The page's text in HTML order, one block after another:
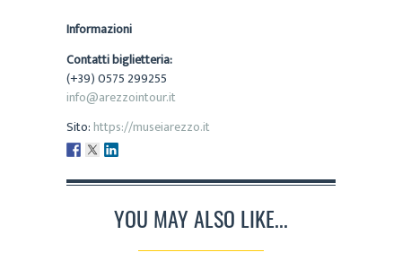
Informazioni
Contatti biglietteria:
(+39) 0575 299255
info@arezzointour.it
Sito:https://museiarezzo.it
YOU MAY ALSO LIKE...